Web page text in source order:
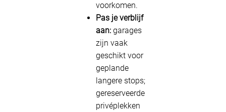
voorkomen.
Pas je verblijf
aan: garages
zijn vaak
geschikt voor
geplande
langere stops;
gereserveerde
privéplekken